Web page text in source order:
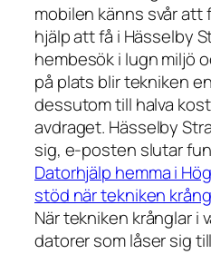
mobilen känns svår
hjälp att få i Hässelby
hembesök i lugn miljö
på plats blir tekniken
dessutom till halva
avdraget. Hässelby
sig, e-posten slutar
Datorhjälp hemma i
stöd när tekniken
När tekniken krånglar i
datorer som låser sig